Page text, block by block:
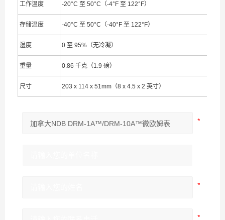
工作温度 -20°C 至 50°C（-4°F 至 122°F）
存储温度 -40°C 至 50°C（-40°F 至 122°F）
湿度 0 至 95%（无冷凝）
重量 0.86 千克（1.9 磅）
尺寸 203 x 114 x 51mm（8 x 4.5 x 2 英寸）